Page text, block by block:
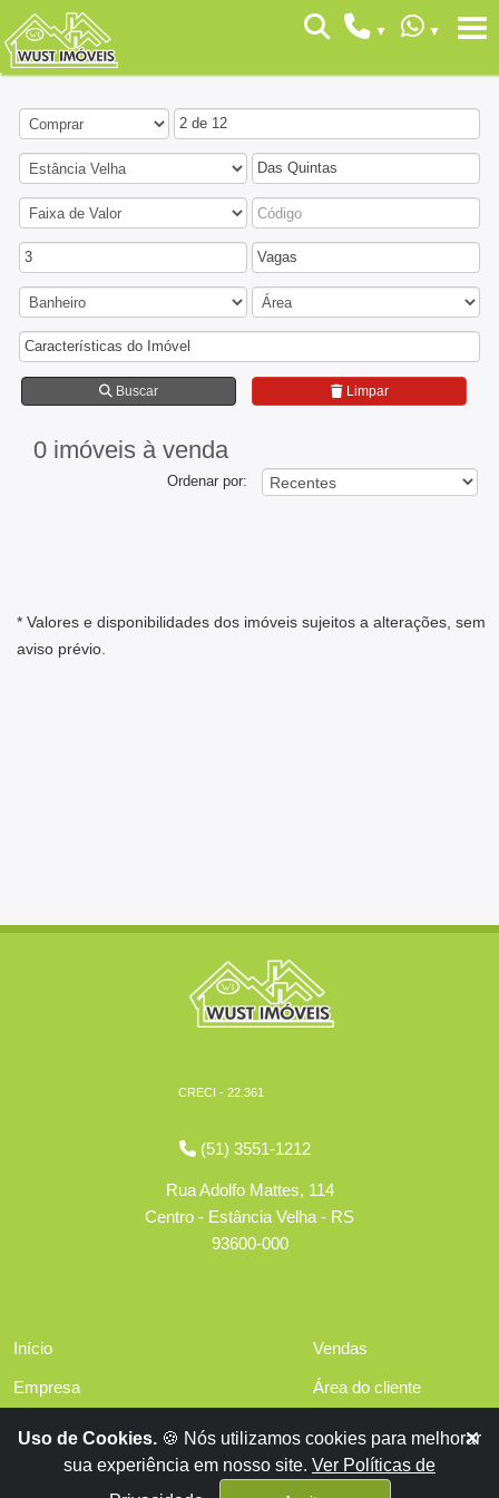
2 de 12
Das Quintas
3 Vagas
Características do Imóvel
Buscar Limpar
0 imóveis à venda
Ordenar por:
* Valores e disponibilidades dos imóveis sujeitos a alterações, sem
aviso prévio.
CRECI - 22.361
(51) 3551-1212
Rua Adolfo Mattes, 114
Centro - Estância Velha - RS
93600-000
Início
Empresa
Financiamentos
Vendas
Área do cliente
Contato
Uso de Cookies. 🍪 Nós utilizamos cookies para melhorar
sua experiência em nosso site. Ver Políticas de